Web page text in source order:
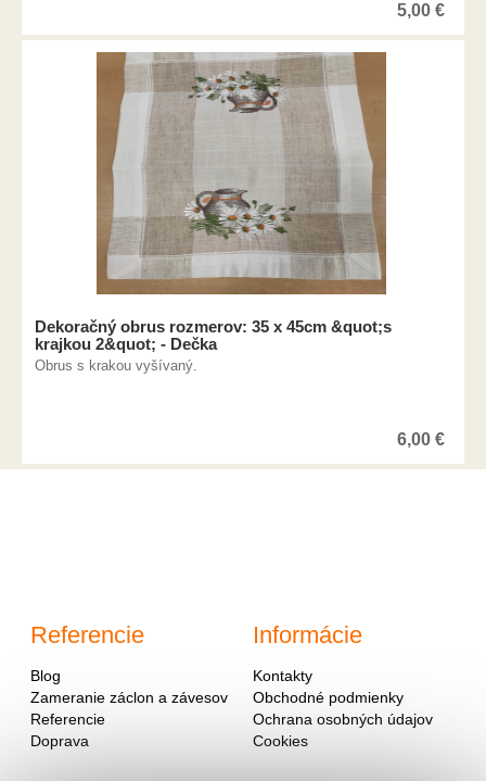
5,00 €
Dekoračný obrus rozmerov: 35 x 45cm &quot;s
krajkou 2&quot; - Dečka
Obrus s krakou vyšívaný.
6,00 €
Referencie
Blog
Zameranie záclon a závesov
Referencie
Doprava
Informácie
Kontakty
Obchodné podmienky
Ochrana osobných údajov
Cookies